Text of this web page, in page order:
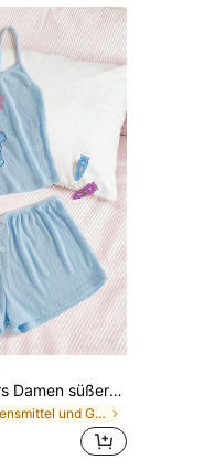
SHEIN X Care Bears Damen süßer Bären-Muster Träger-Top und Shorts Pyjama Set, Sommer
in Lebensmittel und Getränke Damen Nachtwäsche